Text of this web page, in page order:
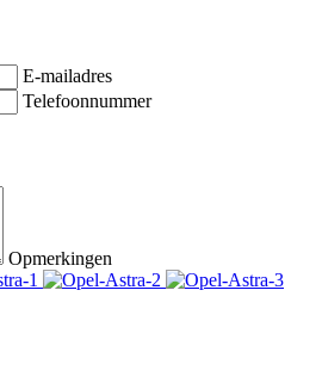
E-mailadres
Telefoonnummer
Opmerkingen